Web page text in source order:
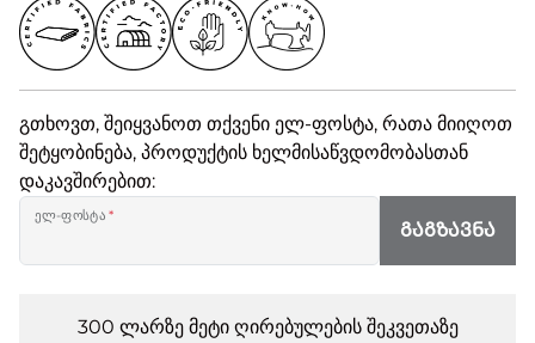
გთხოვთ, შეიყვანოთ თქვენი ელ-ფოსტა, რათა მიიღოთ
შეტყობინება, პროდუქტის ხელმისაწვდომობასთან
დაკავშირებით:
ელ-ფოსტა*
ᲒᲐᲒᲖᲐᲕᲜᲐ
300 ლარზე მეტი ღირებულების შეკვეთაზე